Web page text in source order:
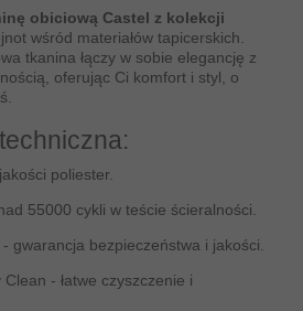
obiciową Castel z kolekcji
wśród materiałów tapicerskich.
tkanina łączy w sobie elegancję z
oferując Ci komfort i styl, o
poliester.
55000 cykli w teście ścieralności.
- gwarancja bezpieczeństwa i jakości.
Clean - łatwe czyszczenie i